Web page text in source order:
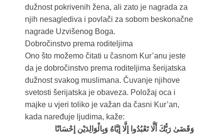
dužnost pokrivenih žena, ali zato je nagrada za
njih nesaglediva i povlači za sobom beskonačne
nagrade Uzvišenog Boga.
Dobročinstvo prema roditeljima
Ono što možemo čitati u časnom Kur’anu jeste
da je dobročinstvo prema roditeljima šerijatska
dužnost svakog muslimana. Čuvanje njihove
svetosti šerijatska je obaveza. Položaj oca i
majke u vjeri toliko je važan da časni Kur’an,
kada naređuje ljudima, kaže:
وَقَضَىٰ رَبُّكَ أَلَّا تَعْبُدُوا إِلَّا إِيَّاهُ وَبِالْوَالِدَيْنِ إِحْسَانًا